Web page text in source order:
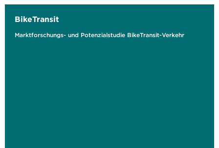
BikeTransit
Marktforschungs- und Potenzialstudie BikeTransit-Verkehr